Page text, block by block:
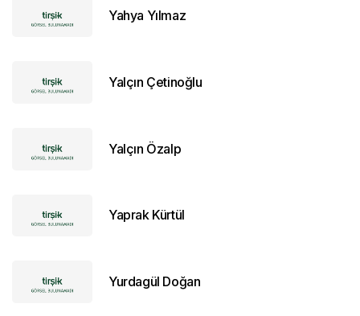
Yahya Yılmaz
Yalçın Çetinoğlu
Yalçın Özalp
Yaprak Kürtül
Yurdagül Doğan